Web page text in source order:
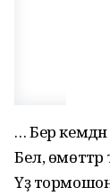
… Бер кемдән
Бел,
Үҙ тормошоң